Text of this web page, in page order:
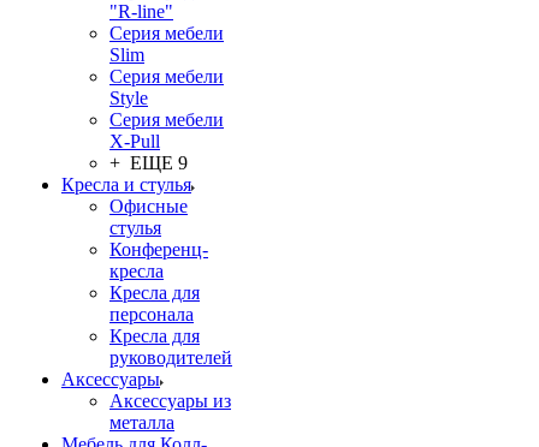
"R-line"
Серия мебели
Slim
Серия мебели
Style
Серия мебели
X-Pull
+ ЕЩЕ 9
Кресла и стулья
Офисные
стулья
Конференц-
кресла
Кресла для
персонала
Кресла для
руководителей
Аксессуары
Аксессуары из
металла